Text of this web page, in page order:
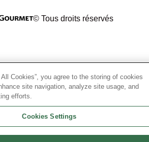
© Tous droits réservés
Cookies”, you agree to the storing of cookies
site navigation, analyze site usage, and
efforts.
Cookies Settings